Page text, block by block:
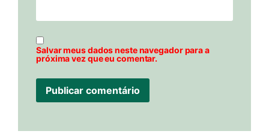
Salvar meus dados neste navegador para a
próxima vez que eu comentar.